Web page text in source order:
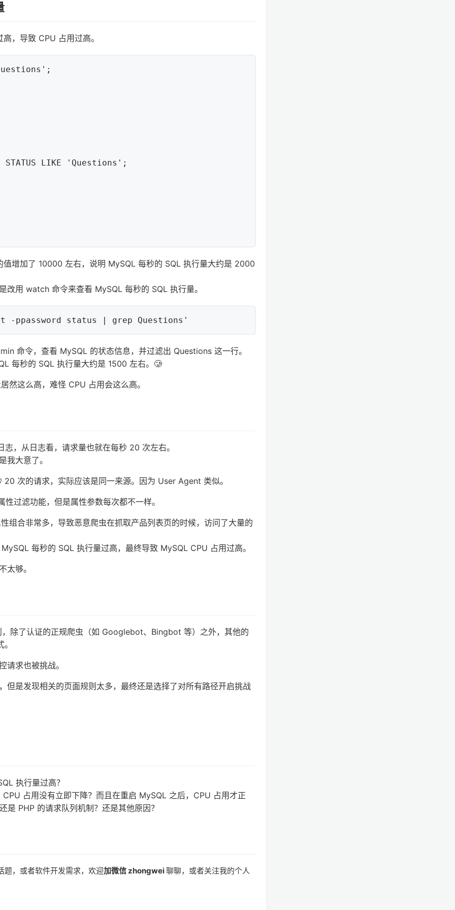
，导致 CPU 占用过高。
STATUS LIKE 'Questions';
增加了 10000 左右，说明 MySQL 每秒的 SQL 执行量大约是 2000
改用 watch 命令来查看 MySQL 每秒的 SQL 执行量。
命令，查看 MySQL 的状态信息，并过滤出 Questions 这一行。
每秒的 SQL 执行量大约是 1500 左右。🥲
然这么高，难怪 CPU 占用会这么高。
，从日志看，请求量也就在每秒 20 次左右。
我大意了。
次的请求，实际应该是同一来源。因为 User Agent 类似。
过滤功能，但是属性参数每次都不一样。
组合非常多，导致恶意爬虫在抓取产品列表页的时候，访问了大量的
每秒的 SQL 执行量过高，最终导致 MySQL CPU 占用过高。
太够。
除了认证的正规爬虫（如 Googlebot、Bingbot 等）之外，其他的
请求也被挑战。
但是发现相关的页面规则太多，最终还是选择了对所有路径开启挑战
执行量过高？
占用没有立即下降？而且在重启 MySQL 之后，CPU 占用才正
是 PHP 的请求队列机制？还是其他原因？
题，或者软件开发需求，欢迎加微信 zhongwei聊聊，或者关注我的个人